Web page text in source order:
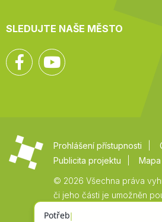
SLEDUJTE NAŠE MĚSTO
Facebook
Prohlášení přístupnosti
Publicita projektu
© 2026 Všechna práva
či jeho části je umožněn
Vysoké Mýto.